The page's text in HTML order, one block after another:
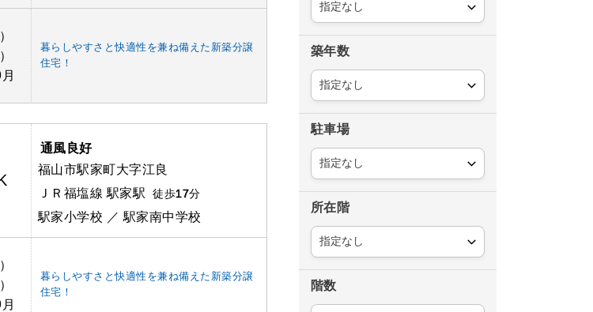
）
）
暮らしやすさと快適性を兼ね備えた新築分譲
住宅！
通風良好
福山市駅家町大字江良
ＪＲ福塩線 駅家駅 徒歩17分
駅家小学校 ／ 駅家南中学校
）
）
暮らしやすさと快適性を兼ね備えた新築分譲
住宅！
築年数
駐車場
所在階
階数